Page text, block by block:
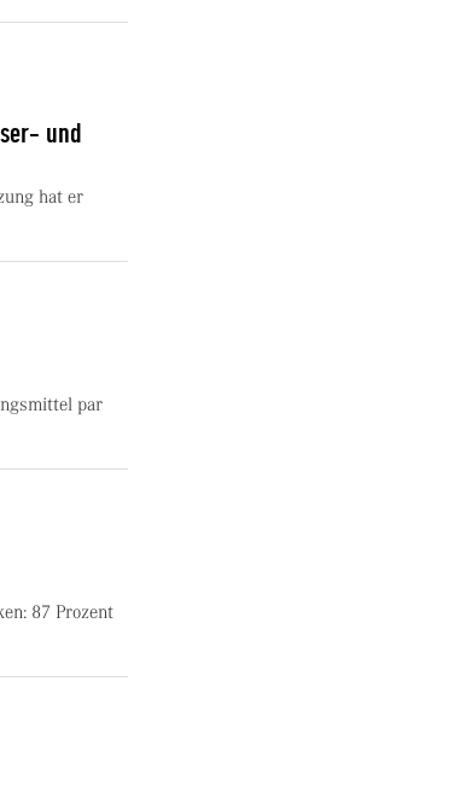
und
hat er
par
87 Prozent